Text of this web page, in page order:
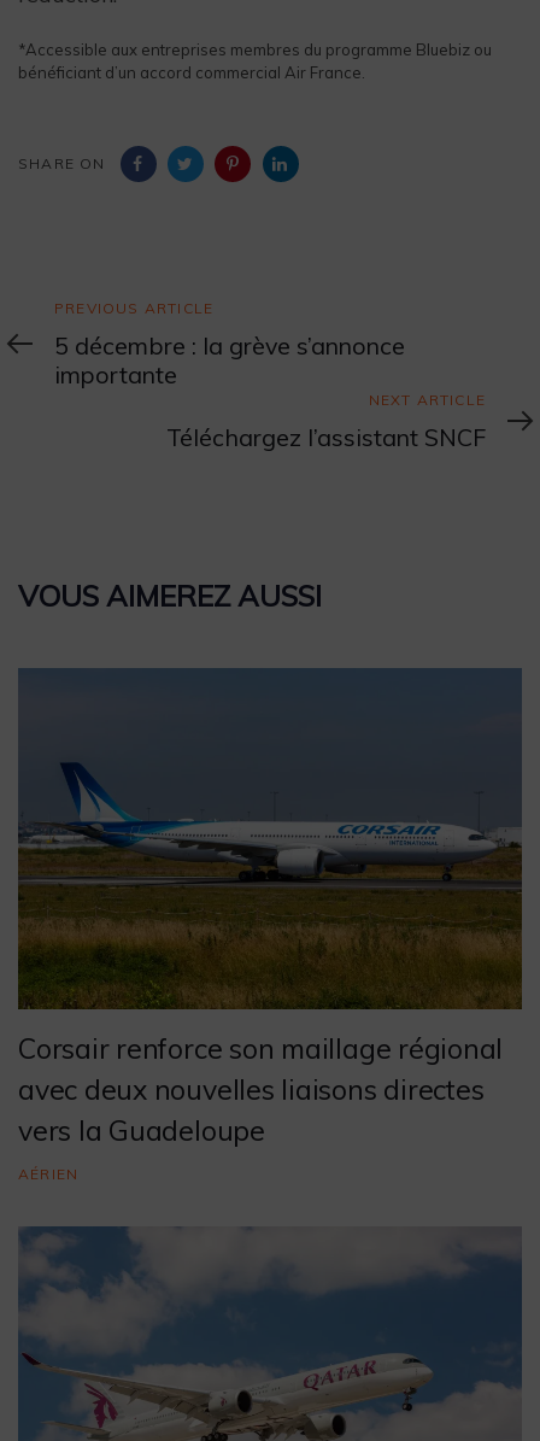
*Accessible aux entreprises membres du programme Bluebiz ou
bénéficiant d’un accord commercial Air France.
SHARE ON
Previous
Article
PREVIOUS ARTICLE
5 décembre : la grève s’annonce
importante
Article
NEXT ARTICLE
Téléchargez l’assistant SNCF
VOUS AIMEREZ AUSSI
Corsair renforce son maillage régional
avec deux nouvelles liaisons directes
vers la Guadeloupe
AÉRIEN